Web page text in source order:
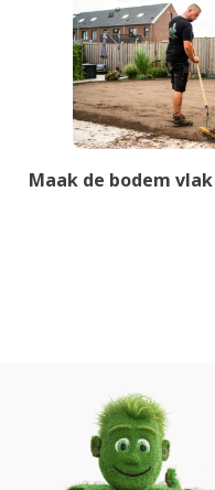
Maak de bodem vlak